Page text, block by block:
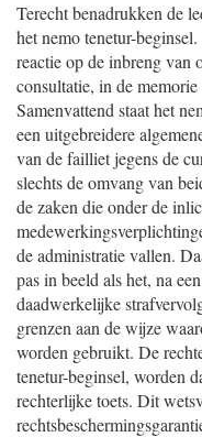
Terecht benadrukken de
het nemo tenetur-
reactie op de inbreng van
consultatie, in de
Samenvattend staat het
een uitgebreidere
van de failliet jegens de
slechts de omvang van
de zaken die onder de
de administratie vallen.
pas in beeld als het, na
daadwerkelijke
grenzen aan de wijze
worden gebruikt. De
tenetur-beginsel, worden
rechterlijke toets. Dit